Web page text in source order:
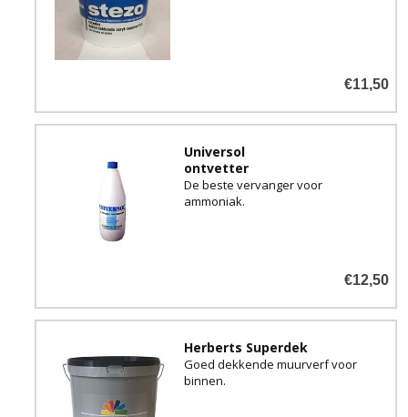
€11,50
Universol
ontvetter
De beste vervanger voor
ammoniak.
€12,50
Herberts Superdek
Goed dekkende muurverf voor
binnen.